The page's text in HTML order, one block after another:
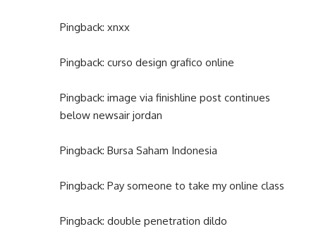
Pingback: xnxx
Pingback: curso design grafico online
Pingback: image via finishline post continues
below newsair jordan
Pingback: Bursa Saham Indonesia
Pingback: Pay someone to take my online class
Pingback: double penetration dildo